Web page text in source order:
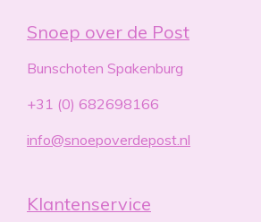
Snoep over de Post
Bunschoten Spakenburg
+31 (0) 682698166
info@snoepoverdepost.nl
Klantenservice